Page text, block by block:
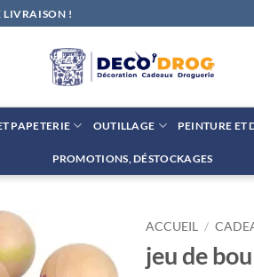
LIVRAISON !
PAPETERIE OUTILLAGE PEINTURE ET
PROMOTIONS, DÉSTOCKAGES
ACCUEIL /
jeu de